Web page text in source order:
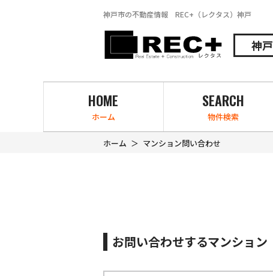
神戸市の不動産情報 REC+（レクタス）神戸
神戸
HOME
ホーム
SEARCH
物件検索
ホーム マンション問い合わせ
お問い合わせするマンション